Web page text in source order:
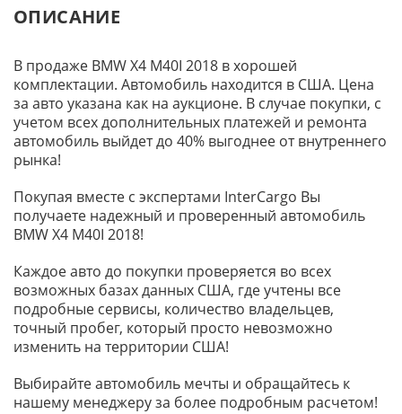
ОПИСАНИЕ
В продаже BMW X4 M40I 2018 в хорошей
комплектации. Автомобиль находится в США. Цена
за авто указана как на аукционе. В случае покупки, с
учетом всех дополнительных платежей и ремонта
автомобиль выйдет до 40% выгоднее от внутреннего
рынка!
Покупая вместе с экспертами InterCargo Вы
получаете надежный и проверенный автомобиль
BMW X4 M40I 2018!
Каждое авто до покупки проверяется во всех
возможных базах данных США, где учтены все
подробные сервисы, количество владельцев,
точный пробег, который просто невозможно
изменить на территории США!
Выбирайте автомобиль мечты и обращайтесь к
нашему менеджеру за более подробным расчетом!